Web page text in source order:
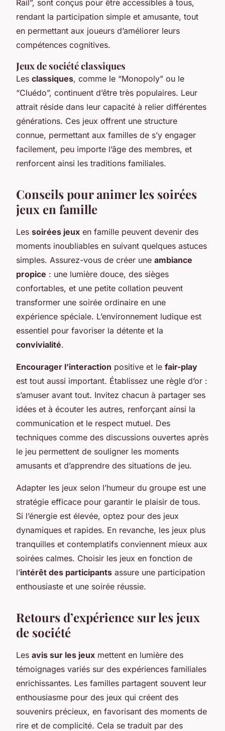
Rail”, sont conçus pour être accessibles à tous,
rendant la participation simple et amusante, tout
en permettant aux joueurs d’améliorer leurs
compétences cognitives.
Jeux de société classiques
Les classiques, comme le “Monopoly” ou le
“Cluédo”, continuent d’être très populaires. Leur
attrait réside dans leur capacité à relier différentes
générations. Ces jeux offrent une structure
connue, permettant aux familles de s’y engager
facilement, peu importe l’âge des membres, et
renforcent ainsi les traditions familiales.
Conseils pour animer les soirées
jeux en famille
Les soirées jeux en famille peuvent devenir des
moments inoubliables en suivant quelques astuces
simples. Assurez-vous de créer une ambiance
propice : une lumière douce, des sièges
confortables, et une petite collation peuvent
transformer une soirée ordinaire en une
expérience spéciale. L’environnement ludique est
essentiel pour favoriser la détente et la
convivialité.
Encourager l’interaction positive et le fair-play
est tout aussi important. Établissez une règle d’or :
s’amuser avant tout. Invitez chacun à partager ses
idées et à écouter les autres, renforçant ainsi la
communication et le respect mutuel. Des
techniques comme des discussions ouvertes après
le jeu permettent de souligner les moments
amusants et d’apprendre des situations de jeu.
Adapter les jeux selon l’humeur du groupe est une
stratégie efficace pour garantir le plaisir de tous.
Si l’énergie est élevée, optez pour des jeux
dynamiques et rapides. En revanche, les jeux plus
tranquilles et contemplatifs conviennent mieux aux
soirées calmes. Choisir les jeux en fonction de
l’intérêt des participants assure une participation
enthousiaste et une soirée réussie.
Retours d’expérience sur les jeux
de société
Les avis sur les jeux mettent en lumière des
témoignages variés sur des expériences familiales
enrichissantes. Les familles partagent souvent leur
enthousiasme pour des jeux qui créent des
souvenirs précieux, en favorisant des moments de
rire et de complicité. Cela se traduit par des